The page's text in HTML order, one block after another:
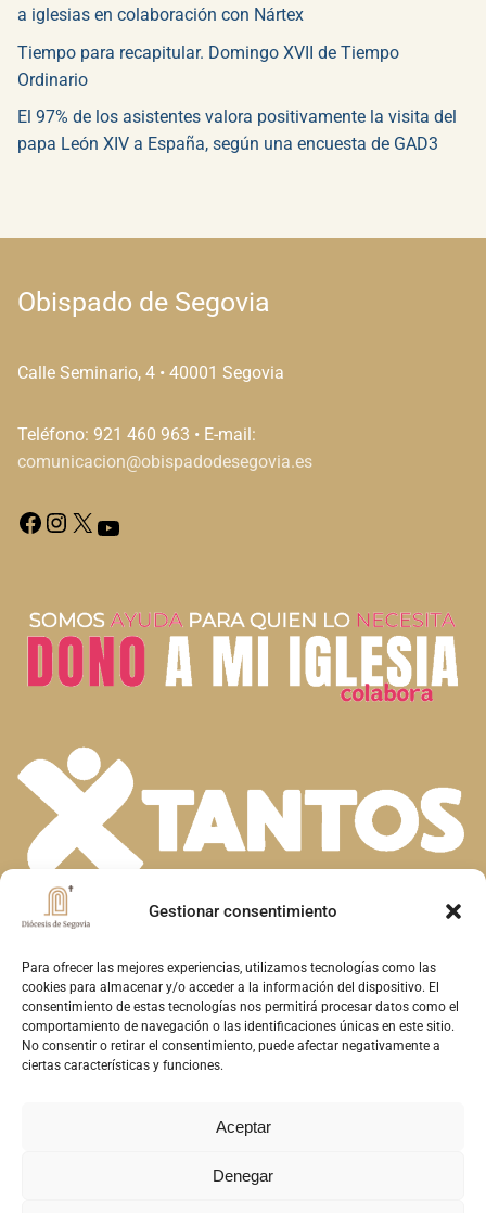
Gestionar consentimiento
Para ofrecer las mejores experiencias, utilizamos tecnologías como las
cookies para almacenar y/o acceder a la información del dispositivo. El
consentimiento de estas tecnologías nos permitirá procesar datos como el
comportamiento de navegación o las identificaciones únicas en este sitio.
No consentir o retirar el consentimiento, puede afectar negativamente a
ciertas características y funciones.
Aceptar
Denegar
a iglesias en colaboración con Nártex
Tiempo para recapitular. Domingo XVII de Tiempo
Ordinario
El 97% de los asistentes valora positivamente la visita del
papa León XIV a España, según una encuesta de GAD3
Obispado de Segovia
Calle Seminario, 4 • 40001 Segovia
Teléfono: 921 460 963 • E-mail:
comunicacion@obispadodesegovia.es
En la diversidad de dones que el Espíritu
Santo concede a la Iglesia, descubrimos la
riqueza de nuestra fe. Unidos en la oración y
el servicio, construimos juntos el Reino de
Dios en Segovia, reflejando el amor y la